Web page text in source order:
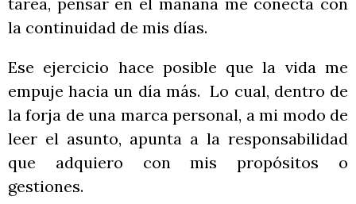
la continuidad de mis días.
Ese ejercicio hace posible que la vida me
empuje hacia un día más. Lo cual, dentro de
la forja de una marca personal, a mi modo de
leer el asunto, apunta a la responsabilidad
que adquiero con mis propósitos o
gestiones.